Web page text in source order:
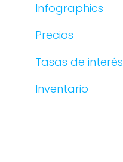
Infographics
Precios
Tasas de interés
Inventario